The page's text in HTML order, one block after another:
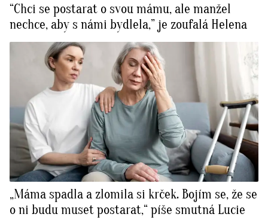
“Chci se postarat o svou mámu, ale manžel
nechce, aby s námi bydlela,” je zoufalá Helena
„Máma spadla a zlomila si krček. Bojím se, že se
o ni budu muset postarat,“ píše smutná Lucie